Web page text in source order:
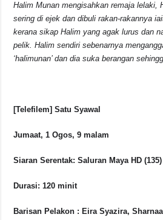
Halim Munan mengisahkan remaja lelaki,
sering di ejek dan dibuli rakan-rakannya
kerana sikap Halim yang agak lurus dan
pelik. Halim sendiri sebenarnya
‘halimunan’ dan dia suka berangan
[Telefilem] Satu Syawal
Jumaat, 1 Ogos, 9 malam
Siaran Serentak: Saluran Maya HD (135)
Durasi: 120 minit
Barisan Pelakon : Eira Syazira,